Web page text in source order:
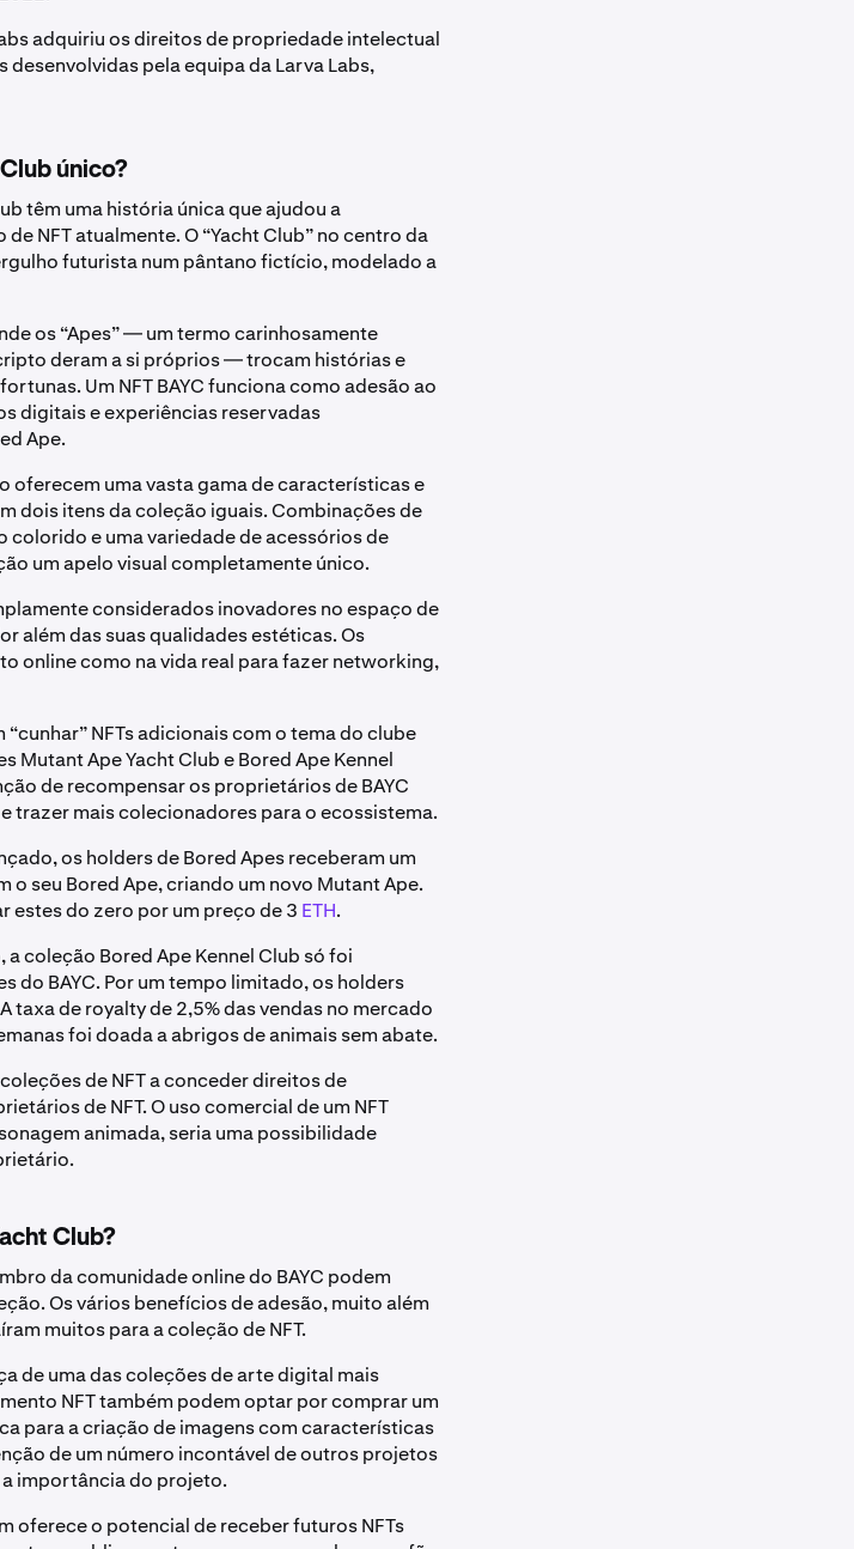
adquiriu os direitos de propriedade intelectual
desenvolvidas pela equipa da Larva Labs,
único?
têm uma história única que ajudou a
NFT atualmente. O “Yacht Club” no centro da
futurista num pântano fictício, modelado a
os “Apes” — um termo carinhosamente
deram a si próprios — trocam histórias e
Um NFT BAYC funciona como adesão ao
digitais e experiências reservadas
Ape.
oferecem uma vasta gama de características e
dois itens da coleção iguais. Combinações de
e uma variedade de acessórios de
um apelo visual completamente único.
considerados inovadores no espaço de
além das suas qualidades estéticas. Os
online como na vida real para fazer networking,
NFTs adicionais com o tema do clube
Mutant Ape Yacht Clube Bored Ape Kennel
de recompensar os proprietários de BAYC
trazer mais colecionadores para o ecossistema.
os holders de Bored Apes receberam um
o seu Bored Ape, criando um novo Mutant Ape.
estes do zero por um preço de 3 ETH.
coleção Bored Ape Kennel Club só foi
do BAYC. Por um tempo limitado, os holders
taxa de royalty de 2,5% das vendas no mercado
foi doada a abrigos de animais sem abate.
de NFT a conceder direitos de
de NFT. O uso comercial de um NFT
animada, seria uma possibilidade
Club?
da comunidade online do BAYC podem
Os vários benefícios de adesão, muito além
muitos para a coleção de NFT.
de uma das coleções de arte digital mais
NFT também podem optar por comprar um
para a criação de imagens com características
de um número incontável de outros projetos
importância do projeto.
oferece o potencial de receber futuros NFTs